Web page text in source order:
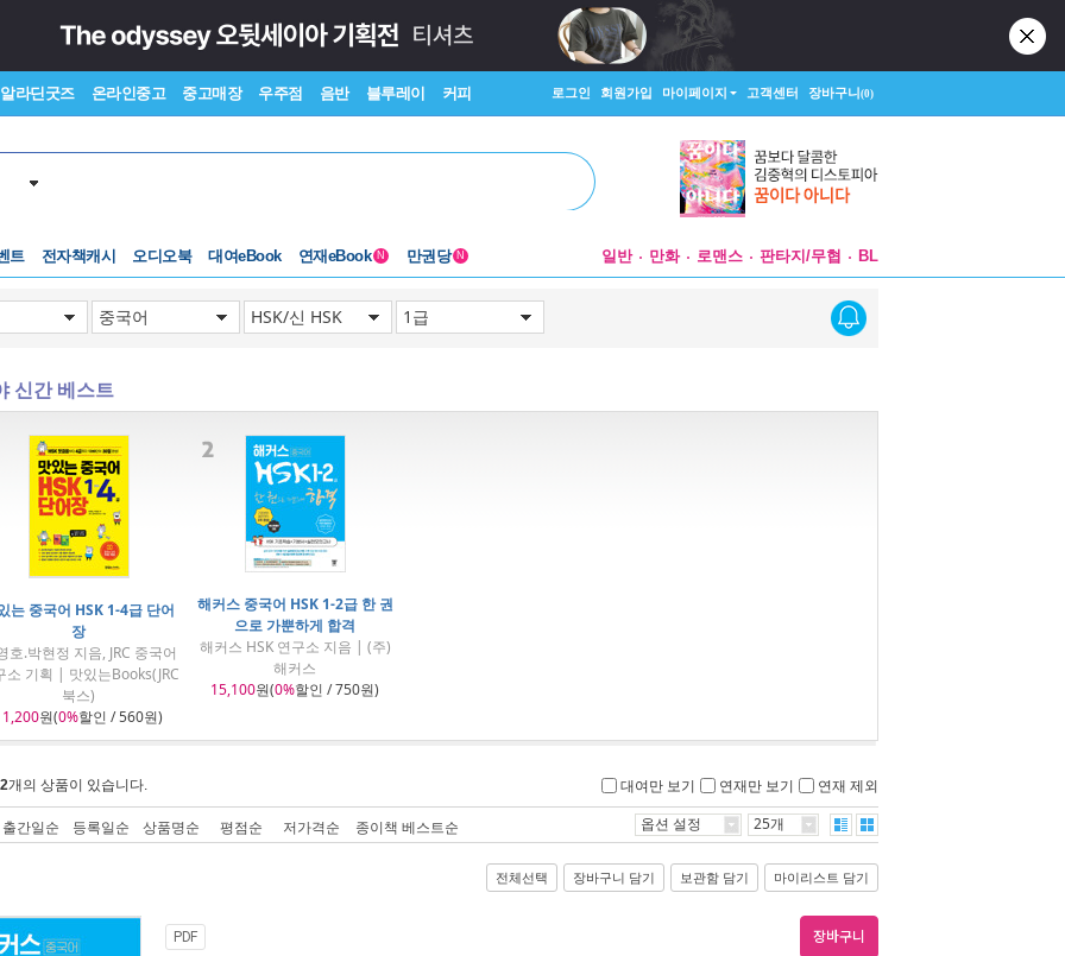
알라딘굿즈 온라인중고 중고매장 우주점 음반 블루레이 커피 로그인 회원가입 마이페이지 고객센터 장바구니(0)
트 전자책캐시 오디오북 대여eBook 연재eBook N 만권당 N 일반 만화 로맨스 판타지/무협 BL
신간 베스트
는 중국어 HSK 1-4급 단어
장
호.박현정 지음, JRC 중국어
소 기획 | 맛있는Books(JRC
북스)
원(0%할인 / 560원)
해커스 중국어 HSK 1-2급 한 권
으로 가뿐하게 합격
해커스 HSK 연구소 지음 | (주)
해커스
15,100원(0%할인 / 750원)
개의 상품이 있습니다. 대여만 보기 연재만 보기 연재 제외
출간일순 등록일순 상품명순 평점순 저가격순 종이책 베스트순 옵션 설정 25개
전체선택 장바구니 담기 보관함 담기 마이리스트 담기
PDF 장바구니